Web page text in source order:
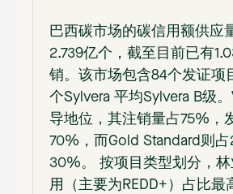
巴西碳市场的碳信用额供应
2.739亿个，截至目前已有
销。该市场包含84个发证项
个Sylvera 平均Sylvera B级
导地位，其注销量占75%，
70%，而Gold Standard则占
30%。 按项目类型划分，林
用（主要为REDD+）占比最